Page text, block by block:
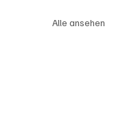
Alle ansehen